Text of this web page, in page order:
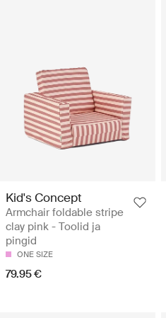
Kid's Concept
Armchair foldable stripe
clay pink - Toolid ja
pingid
ONE SIZE
79.95 €